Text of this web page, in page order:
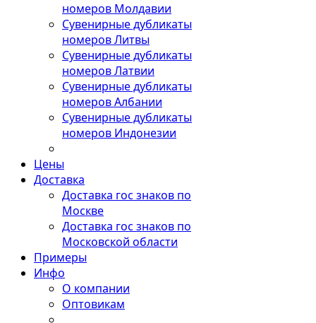
номеров Молдавии
Сувенирные дубликаты
номеров Литвы
Сувенирные дубликаты
номеров Латвии
Сувенирные дубликаты
номеров Албании
Сувенирные дубликаты
номеров Индонезии
Цены
Доставка
Доставка гос знаков по
Москве
Доставка гос знаков по
Московской области
Примеры
Инфо
О компании
Оптовикам